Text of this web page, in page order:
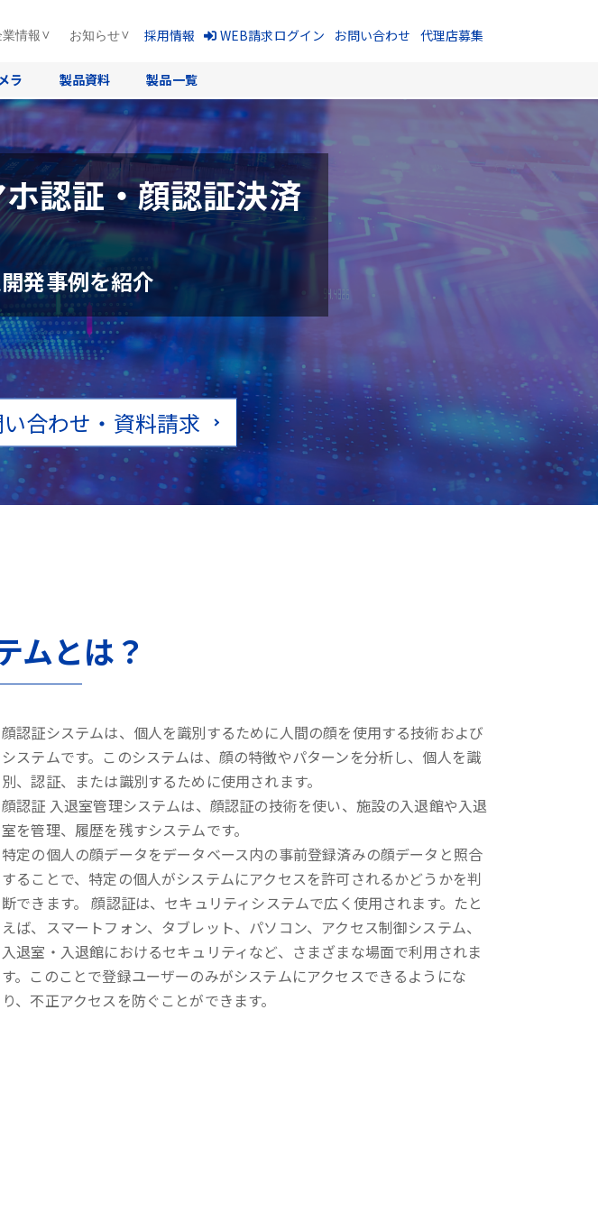
ラ 製品資料 製品一覧
業情報 お知らせ 採用情報 WEB請求ログイン お問い合わせ 代理店募集
認証・顔認証決済
発事例を紹介
合わせ・資料請求
ムとは？
顔認証システムは、個人を識別するために人間の顔を使用する技術および
システムです。このシステムは、顔の特徴やパターンを分析し、個人を識
別、認証、または識別するために使用されます。
顔認証 入退室管理システムは、顔認証の技術を使い、施設の入退館や入退
室を管理、履歴を残すシステムです。
特定の個人の顔データをデータベース内の事前登録済みの顔データと照合
することで、特定の個人がシステムにアクセスを許可されるかどうかを判
断できます。 顔認証は、セキュリティシステムで広く使用されます。たと
えば、スマートフォン、タブレット、パソコン、アクセス制御システム、
入退室・入退館におけるセキュリティなど、さまざまな場面で利用されま
す。このことで登録ユーザーのみがシステムにアクセスできるようにな
り、不正アクセスを防ぐことができます。